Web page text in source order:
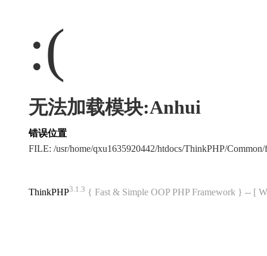
:(
无法加载模块:Anhui
错误位置
FILE: /usr/home/qxu1635920442/htdocs/ThinkPHP/
ThinkPHP3.1.3 { Fast & Simple OOP PHP Framework } -- [